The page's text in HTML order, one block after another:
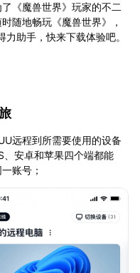
《魔兽世界》玩家的不二
随地畅玩《魔兽世界》，
助手，快来下载体验吧。
远程到所需要使用的设备
、安卓和苹果四个端都能
账号；